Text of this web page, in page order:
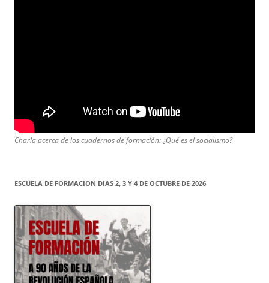
Charla acerca de los cuadernos de formación: ¿Qué es el socialismo?
ESCUELA DE FORMACION DIAS 2, 3 Y 4 DE OCTUBRE DE 2026